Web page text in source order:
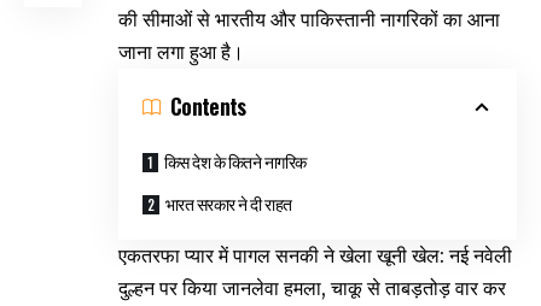
की सीमाओं से भारतीय और पाकिस्तानी नागरिकों का आना
जाना लगा हुआ है।
Contents
किस देश के कितने नागरिक
भारत सरकार ने दी राहत
एकतरफा प्यार में पागल सनकी ने खेला खूनी खेल: नई नवेली
दुल्हन पर किया जानलेवा हमला, चाकू से ताबड़तोड़ वार कर